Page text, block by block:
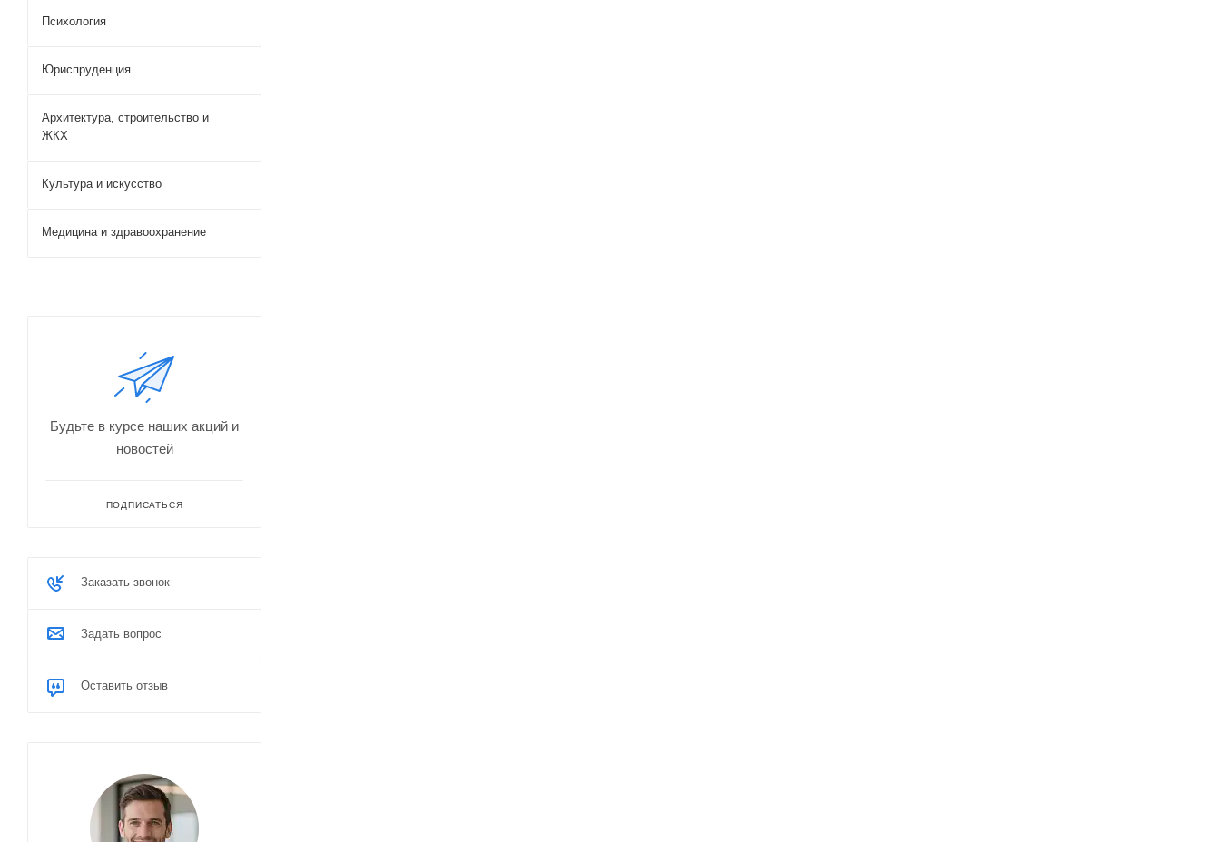
Психология
Юриспруденция
Архитектура, строительство и
ЖКХ
Культура и искусство
Медицина и здравоохранение
Будьте в курсе наших акций и
новостей
ПОДПИСАТЬСЯ
Заказать звонок
Задать вопрос
Оставить отзыв